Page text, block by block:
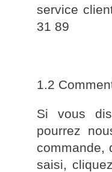
service
31 89
1.2
Si vous
pourrez
commande,
saisi,